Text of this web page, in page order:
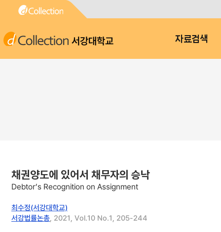
서강대학교 자료검색
채권양도에 있어서 채무자의 승낙
Debtor’s Recognition on Assignment
최수정(서강대학교)
서강법률논총, 2021, Vol.10 No.1, 205-244